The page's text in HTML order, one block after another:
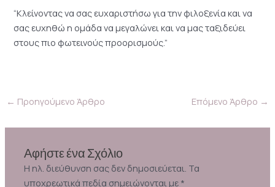
“Κλείνοντας να σας ευχαριστήσω για την φιλοξενία και να
σας ευχηθώ η ομάδα να μεγαλώνει και να μας ταξιδεύει
στους πιο φωτεινούς προορισμούς.”
← Προηγούμενο Άρθρο Επόμενο Άρθρο →
Αφήστε ένα Σχόλιο
Η ηλ. διεύθυνση σας δεν δημοσιεύεται. Τα
υποχρεωτικά πεδία σημειώνονται με *